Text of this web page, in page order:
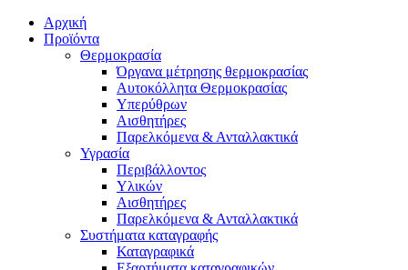
Αρχική
Προϊόντα
Θερμοκρασία
Όργανα μέτρησης θερμοκρασίας
Αυτοκόλλητα Θερμοκρασίας
Υπερύθρων
Αισθητήρες
Παρελκόμενα & Ανταλλακτικά
Υγρασία
Περιβάλλοντος
Υλικών
Αισθητήρες
Παρελκόμενα & Ανταλλακτικά
Συστήματα καταγραφής
Καταγραφικά